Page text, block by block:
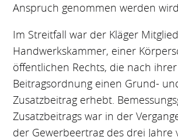
Anspruch genommen werden
Im Streitfall war der Kläger
Handwerkskammer, einer
öffentlichen Rechts, die nach ihrer
Beitragsordnung einen Grund-
Zusatzbeitrag erhebt.
Zusatzbeitrags war in der
der Gewerbeertrag des drei Jahre